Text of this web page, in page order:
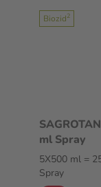
Biozid2
ml Spray
5X500 ml =
Spray